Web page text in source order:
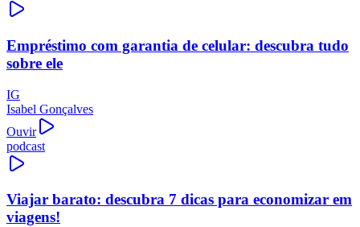
Empréstimo com garantia de celular: descubra tudo
sobre ele
IG
Isabel Gonçalves
Ouvir
podcast
Viajar barato: descubra 7 dicas para economizar em
viagens!